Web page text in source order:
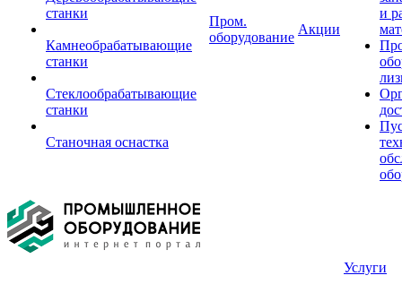
станки
Камнеобрабатывающие
станки
Стеклообрабатывающие
станки
Станочная оснастка
Пром.
оборудование
Акции
и
Услуги